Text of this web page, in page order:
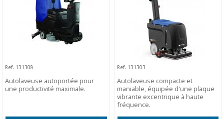
Ref. 131308
Autolaveuse autoportée pour
une productivité maximale.
Ref. 131303
Autolaveuse compacte et
maniable, équipée d'une plaque
vibrante excentrique à haute
fréquence.